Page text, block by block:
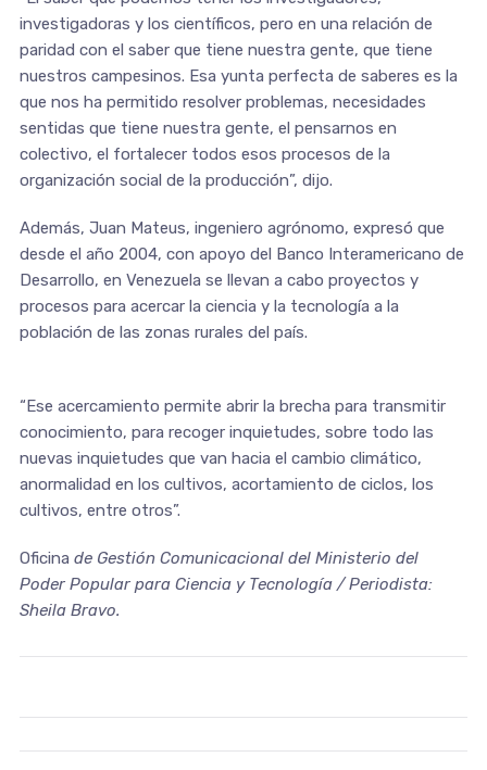
investigadoras y los científicos, pero en una relación de
paridad con el saber que tiene nuestra gente, que tiene
nuestros campesinos. Esa yunta perfecta de saberes es la
que nos ha permitido resolver problemas, necesidades
sentidas que tiene nuestra gente, el pensarnos en
colectivo, el fortalecer todos esos procesos de la
organización social de la producción”, dijo.
Además, Juan Mateus, ingeniero agrónomo, expresó que
desde el año 2004, con apoyo del Banco Interamericano de
Desarrollo, en Venezuela se llevan a cabo proyectos y
procesos para acercar la ciencia y la tecnología a la
población de las zonas rurales del país.
“Ese acercamiento permite abrir la brecha para transmitir
conocimiento, para recoger inquietudes, sobre todo las
nuevas inquietudes que van hacia el cambio climático,
anormalidad en los cultivos, acortamiento de ciclos, los
cultivos, entre otros”.
Oficina de Gestión Comunicacional del Ministerio del
Poder Popular para Ciencia y Tecnología / Periodista:
Sheila Bravo.